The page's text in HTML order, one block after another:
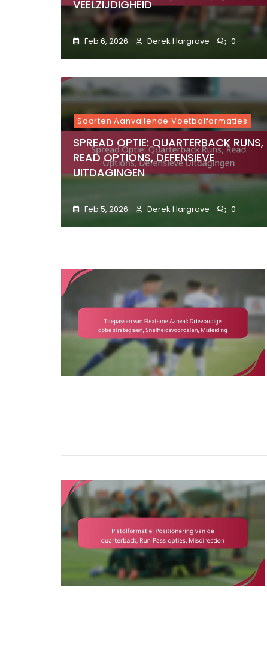
VEELZIJDIGHEID
Feb 6, 2026 Derek Hargrove 0
Soorten Aanvallende Voetbalformaties
SPREAD OPTIE: QUARTERBACK RUNS,
READ OPTIONS, DEFENSIEVE
UITDAGINGEN
Feb 5, 2026 Derek Hargrove 0